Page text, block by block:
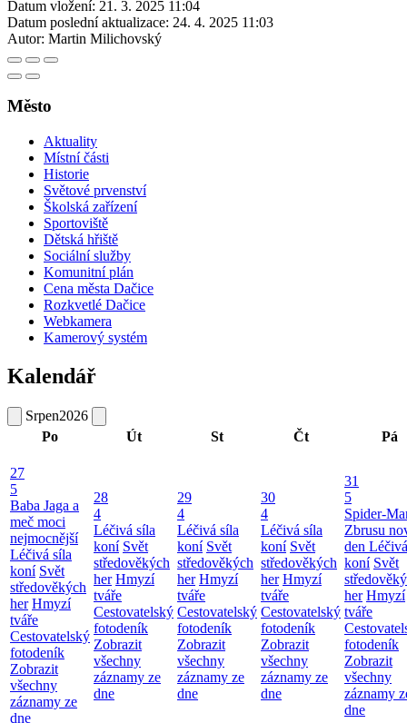
Datum vložení: 21. 3. 2025 11:04
Datum poslední aktualizace: 24. 4. 2025 11:03
Autor: Martin Milichovský
Město
Aktuality
Místní části
Historie
Světové prvenství
Školská zařízení
Sportoviště
Dětská hřiště
Sociální služby
Komunitní plán
Cena města Dačice
Rozkvetlé Dačice
Webkamera
Kamerový systém
Kalendář
Srpen2026
Po
Út St Čt Pá
27
5
Baba Jaga a
meč moci
nejmocnější
Léčivá síla
koní Svět
středověkých
her Hmyzí
tváře
Cestovatelský
fotodeník
Zobrazit
všechny
záznamy ze
dne
28
4
Léčivá síla
koní Svět
středověkých
her Hmyzí
tváře
Cestovatelský
fotodeník
Zobrazit
všechny
záznamy ze
dne
29
4
Léčivá síla
koní Svět
středověkých
her Hmyzí
tváře
Cestovatelský
fotodeník
Zobrazit
všechny
záznamy ze
dne
30
4
Léčivá síla
koní Svět
středověkých
her Hmyzí
tváře
Cestovatelský
fotodeník
Zobrazit
všechny
záznamy ze
dne
31
5
Spider-
Zbrusu
den
koní Svět
her Hmyzí
tváře
fotodeník
Zobrazit
všechny
záznamy
dne